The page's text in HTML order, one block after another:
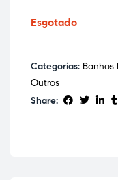
Esgotado
Categorias: Banhos
Outros
Share: